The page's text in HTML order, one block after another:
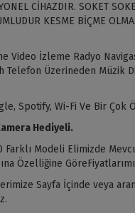
CİHAZDIR. SOKET
KESME BİÇME
Video İzleme Radyo
Telefon Üzerineden Müzik
Spotify, Wi-Fi Ve Bir Çok
Hediyeli.
Farklı Modeli Elimizde
Özelliğine
Sayfa İçinde veya